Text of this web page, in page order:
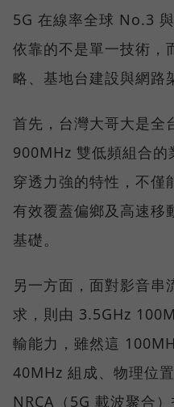
5G 在線率全球 No.3
依靠的不是單一技術，
略、基地台建設與網路
首先，台灣大哥大是全
900MHz 雙低頻組合的
穿透力強的特性，不僅
有效覆蓋偏鄉及高速移
基礎。
另一方面，面對影音
求，則由 3.5GHz
輸能力，雖然這
40MHz 組成、物理位
NRCA（5G 載波聚合